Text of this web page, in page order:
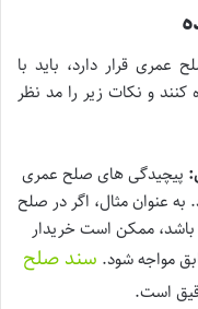
قرار دارد، باید با
کنند و نکات زیر را مد نظر
پیچیدگی های صلح عمری
عنوان مثال، اگر در صلح
باشد، ممکن است خریدار
مواجه شود. سند صلح
است.